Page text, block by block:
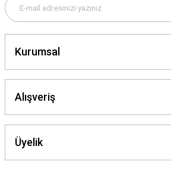
Kurumsal
Alışveriş
Üyelik